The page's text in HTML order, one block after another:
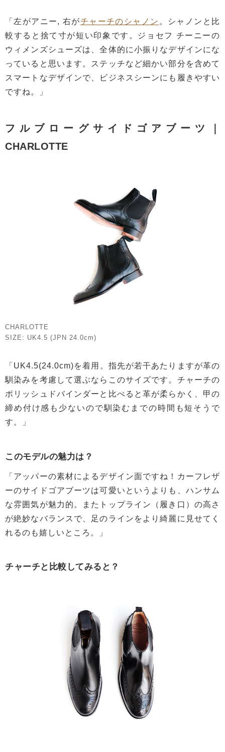
「左がアニー, 右がチャーチのシャノン 。シャノンと比
較すると捨て寸が短い印象です。ジョセフ チーニーの
ウィメンズシューズは、全体的に小振りなデザインにな
っていると思います。ステッチなど細かい部分を含めて
スマートなデザインで、ビジネスシーンにも履きやすい
ですね。」
フルブローグサイドゴアブーツ｜
CHARLOTTE
CHARLOTTE
SIZE: UK4.5 (JPN 24.0cm)
「UK4.5(24.0cm)を着用。指先が若干あたりますが革の
馴染みを考慮して選ぶならこのサイズです。チャーチの
ポリッシュドバインダーと比べると革が柔らかく、甲の
締め付け感も少ないので馴染むまでの時間も短そうで
す。」
このモデルの魅力は？
「アッパーの素材によるデザイン面ですね！カーフレザ
ーのサイドゴアブーツは可愛いというよりも、ハンサム
な雰囲気が魅力的。またトップライン（履き口）の高さ
が絶妙なバランスで、足のラインをより綺麗に見せてく
れるのも嬉しいところ。」
チャーチと比較してみると？